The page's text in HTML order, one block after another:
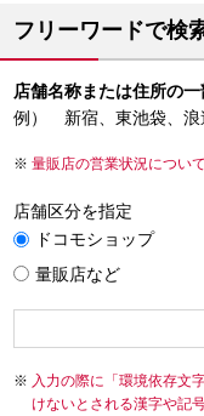
フリーワードで検
店舗名称または住所の
例） 新宿、東池袋、浪
量販店の営業状況につい
店舗区分を指定
ドコモショップ
量販店など
入力の際に「環境依存文
けないとされる漢字や記